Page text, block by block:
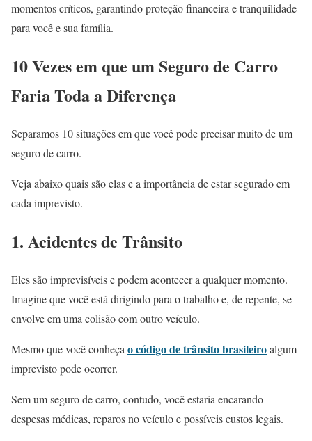
momentos críticos, garantindo proteção financeira e tranquilidade
para você e sua família.
10 Vezes em que um Seguro de Carro
Faria Toda a Diferença
Separamos 10 situações em que você pode precisar muito de um
seguro de carro.
Veja abaixo quais são elas e a importância de estar segurado em
cada imprevisto.
1. Acidentes de Trânsito
Eles são imprevisíveis e podem acontecer a qualquer momento.
Imagine que você está dirigindo para o trabalho e, de repente, se
envolve em uma colisão com outro veículo.
Mesmo que você conheça o código de trânsito brasileiroalgum
imprevisto pode ocorrer.
Sem um seguro de carro, contudo, você estaria encarando
despesas médicas, reparos no veículo e possíveis custos legais.